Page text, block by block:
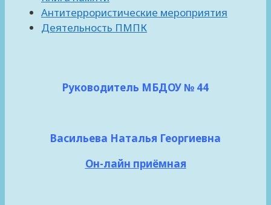
Антитеррористические мероприятия
Деятельность ПМПК
Руководитель МБДОУ № 44
Васильева Наталья Георгиевна
Он-лайн приёмная